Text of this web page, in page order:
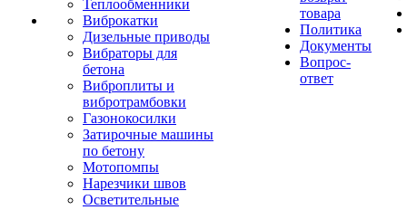
Теплообменники
Виброкатки
Дизельные приводы
Вибраторы для
бетона
Виброплиты и
вибротрамбовки
Газонокосилки
Затирочные машины
по бетону
Мотопомпы
Нарезчики швов
Осветительные
товара
Политика
Документы
Вопрос-
ответ